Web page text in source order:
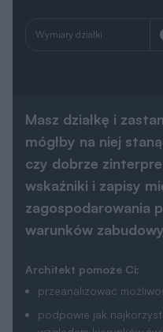
Wymiary działki
Masz działkę i
mógłby na niej
czy dobrze
wskaźniki i zapisy
zagospodarowania
warunków
Architekt pomoże Ci:
przeanalizować
podpowie jak